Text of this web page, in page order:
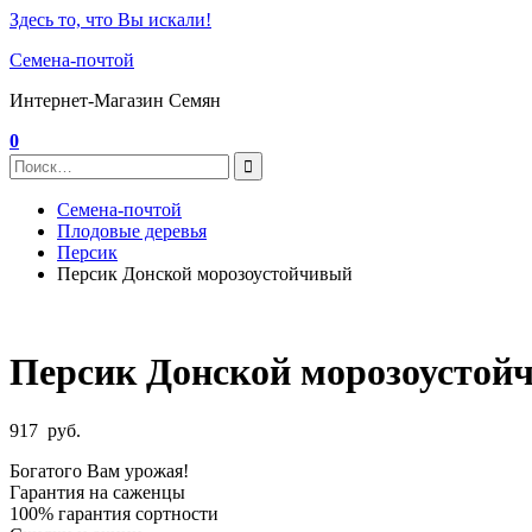
Здесь то, что Вы искали!
Семена-почтой
Интернет-Магазин Семян
0
Семена-почтой
Плодовые деревья
Персик
Персик Донской морозоустойчивый
Персик Донской
917 руб.
Богатого Вам урожая!
Гарантия на саженцы
100% гарантия сортности